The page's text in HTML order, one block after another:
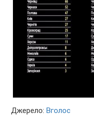
Джерело:Вголос